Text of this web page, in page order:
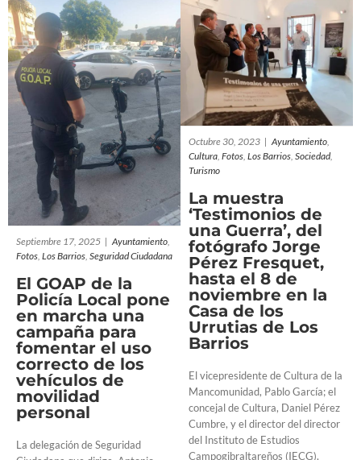
Septiembre 17, 2025 | Ayuntamiento,
Fotos, Los Barrios, Seguridad Ciudadana
El GOAP de la
Policía Local pone
en marcha una
campaña para
fomentar el uso
correcto de los
vehículos de
movilidad
personal
La delegación de Seguridad
La muestra ‘Testimonios
de una Guerra’, del
fotógrafo Jorge Pérez
Fresquet, hasta el 8 de
noviembre en la Casa de
los Urrutias de Los
Barrios
Ayuntamiento Cultura Fotos
Los
Barrios
Sociedad Turismo
Octubre 30, 2023 | Ayuntamiento
Cultura Fotos Los Barrios Sociedad,
Turismo
La muestra
‘Testimonios de
una Guerra’, del
fotógrafo Jorge
Pérez Fresquet,
hasta el 8 de
noviembre en la
Casa de los
Urrutias de Los
Barrios
El vicepresidente de Cultura de la
Mancomunidad, Pablo García; el
concejal de Cultura, Daniel Pérez
Cumbre, y el director del director
del Instituto de Estudios
Campogibraltareños (IECG),